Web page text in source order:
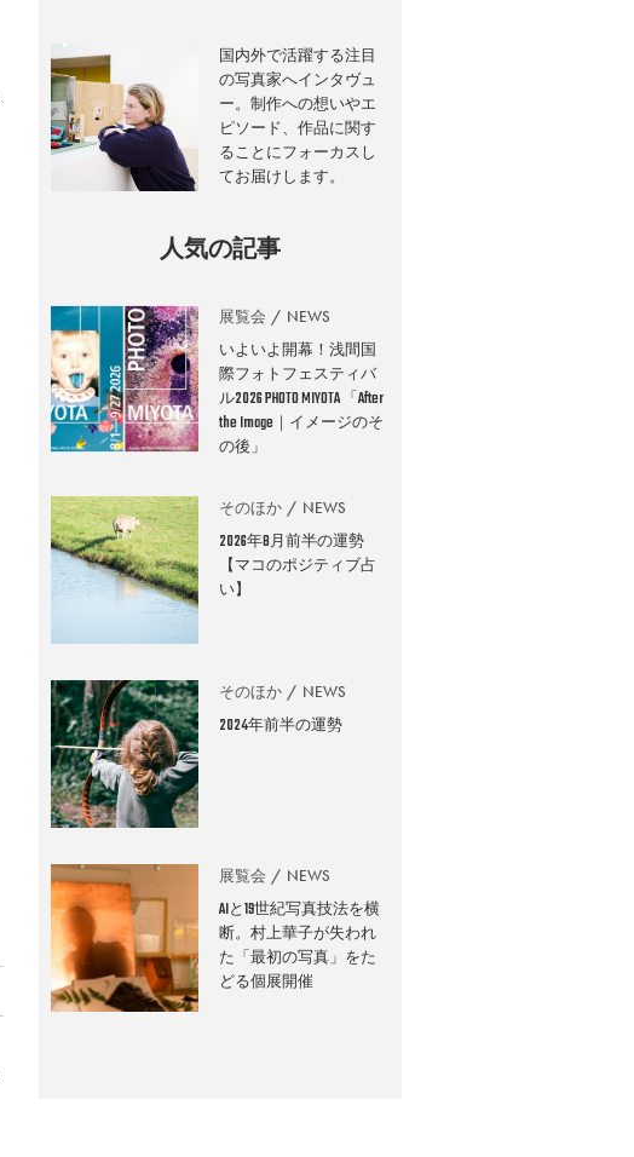
国内外で活躍する注目
の写真家へインタヴュ
ー。制作への想いやエ
ピソード、作品に関す
ることにフォーカスし
てお届けします。
人気の記事
展覧会 NEWS
いよいよ開幕！浅間国
際フォトフェスティバ
ル2026 PHOTO MIYOTA 「After
the Image｜イメージのそ
の後」
そのほか NEWS
2026年8月前半の運勢
【マコのポジティブ占
い】
そのほか NEWS
2024年前半の運勢
展覧会 NEWS
AIと19世紀写真技法を横
断。村上華子が失われ
た「最初の写真」をた
どる個展開催